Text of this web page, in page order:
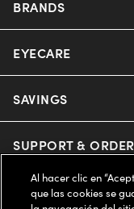
BRANDS
Nuance Audio
Ray-Ban
Ray-Ban | Meta
EYECARE
Our Eyeglasses
Our Sunglasses
Our Contact Lenses
SAVINGS
Offers & Discount
Insurance
SUPPORT &
Help Center
LEGAL
Al hacer clic en
que las cookies se